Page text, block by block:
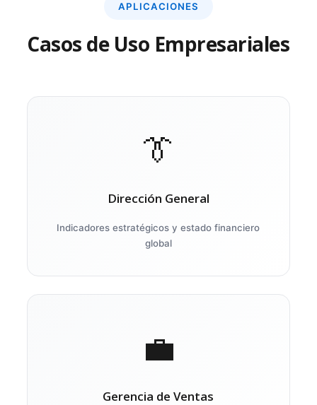
APLICACIONES
Casos de Uso Empresariales
👔
Dirección General
Indicadores estratégicos y estado financiero
global
💼
Gerencia de Ventas